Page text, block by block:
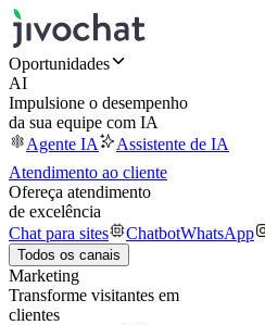
Oportunidades
AI
Impulsione o desempenho
da sua equipe com IA
Agente IA
Assistente de IA
Atendimento ao cliente
Ofereça atendimento
de excelência
Chat para sites
ChatbotWhatsApp
Todos os canais
Marketing
Transforme visitantes em
clientes